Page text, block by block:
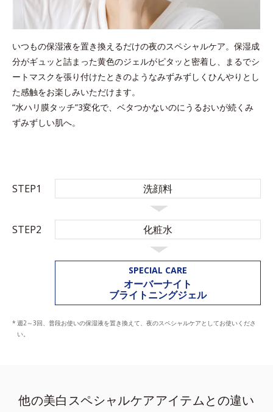
いつもの保湿液を置き換えるだけの夜のスペシャルケア。 保湿成
分がギュッと詰まった黄色のジェルがピタッと密着し、まるでシ
ートマスクを張り付けたときのようなみずみずしくひんやりとし
た感触をお楽しみいただけます。
“水ハリ膜タッチ”3変化で、ベタつかないのにうるおいが続くみ
ずみずしい肌へ。
STEP1 洗顔料
STEP2 化粧水
SPECIAL CARE
オーバーナイト
ブライトニングジェル
週2～3回、普段お使いの保湿液を置き換えて、夜のスペシャルケアとしてお使いくださ
い。
他の美白スペシャルケアアイテムとの違い